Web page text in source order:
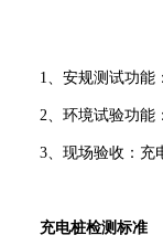
1、安规测试功能：
2、环境试验功能：
3、现场验收：充电
充电桩检测标准